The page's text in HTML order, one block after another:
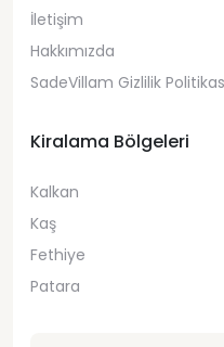
İletişim
Hakkımızda
SadeVillam Gizlilik
Kiralama Bölgeleri
Kalkan
Kaş
Fethiye
Patara